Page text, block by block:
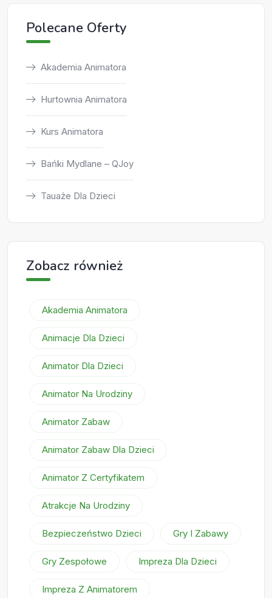
Polecane Oferty
Akademia Animatora
Hurtownia Animatora
Kurs Animatora
Bańki Mydlane – QJoy
Tauaże Dla Dzieci
Zobacz również
Akademia Animatora
Animacje Dla Dzieci
Animator Dla Dzieci
Animator Na Urodziny
Animator Zabaw
Animator Zabaw Dla Dzieci
Animator Z Certyfikatem
Atrakcje Na Urodziny
Bezpieczeństwo Dzieci Gry I Zabawy
Gry Zespołowe Impreza Dla Dzieci
Impreza Z Animatorem